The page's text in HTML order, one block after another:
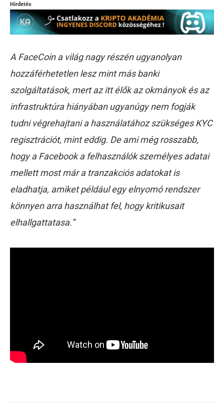
Hirdetés
A FaceCoin a világ nagy részén ugyanolyan
hozzáférhetetlen lesz mint más banki
szolgáltatások, mert az itt élők az okmányok és az
infrastruktúra hiányában ugyanúgy nem fogják
tudni végrehajtani a használatához szükséges KYC
regisztrációt, mint eddig. De ami még rosszabb,
hogy a Facebook a felhasználók személyes adatai
mellett most már a tranzakciós adatokat is
eladhatja, amiket például egy elnyomó rendszer
könnyen arra használhat fel, hogy kritikusait
elhallgattatasa.”